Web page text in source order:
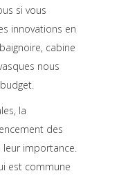
si vous
innovations en
cabine
nous
la
des
importance.
est commune